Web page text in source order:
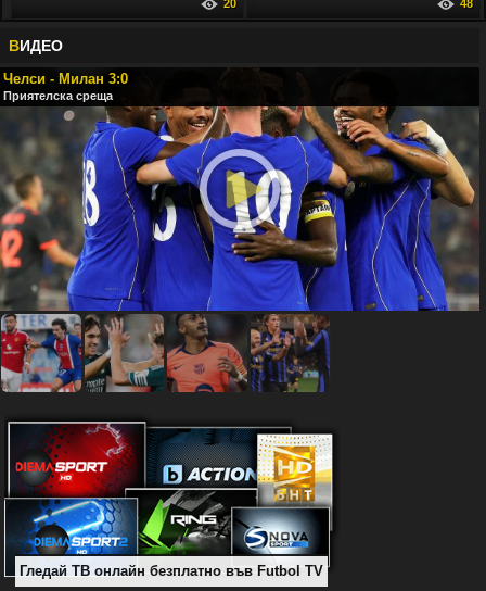
20 48
ВИДЕО
Челси - Милан 3:0
Приятелска среща
Гледай ТВ онлайн безплатно във Futbol TV